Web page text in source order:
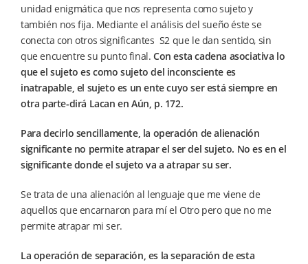
unidad enigmática que nos representa como sujeto y
también nos fija. Mediante el análisis del sueño éste se
conecta con otros significantes S2 que le dan sentido, sin
que encuentre su punto final.Con esta cadena asociativa lo
que el sujeto es como sujeto del inconsciente es
inatrapable, el sujeto es un ente cuyo ser está siempre en
otra parte-dirá Lacan en Aún, p. 172.
Para decirlo sencillamente, la operación de alienación
significante no permite atrapar el ser del sujeto. No es en el
significante donde el sujeto va a atrapar su ser.
Se trata de una alienación al lenguaje que me viene de
aquellos que encarnaron para mí el Otro pero que no me
permite atrapar mi ser.
La operación de separación, es la separación de esta